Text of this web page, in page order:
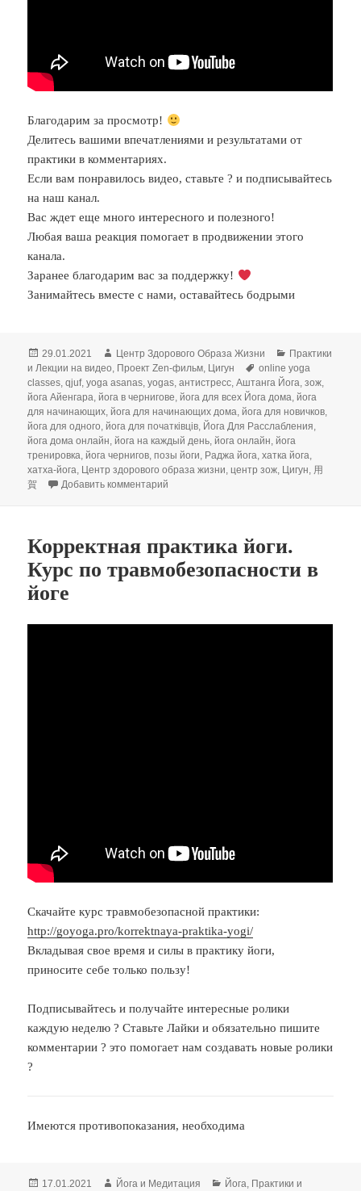
Благодарим за просмотр!
Делитесь вашими впечатлениями и результатами от
практики в комментариях.
Если вам понравилось видео, ставьте ? и подписывайтесь
на наш канал.
Вас ждет еще много интересного и полезного!
Любая ваша реакция помогает в продвижении этого
канала.
Заранее благодарим вас за поддержку!
Занимайтесь вместе с нами, оставайтесь бодрыми
Опубликовано
29.01.2021 Автор
Центр Здорового Образа Жизни Рубрики
Практики
и Лекции на видео, Проект Zen-фильм, Цигун Метки
online yoga
classes,qjuf,yoga asanas,yogas,антистресс,Аштанга Йога,зож,
йога Айенгара,йога в чернигове,йога для всех Йога дома,йога
для начинающих,йога для начинающих дома,йога для новичков,
йога для одного,йога для початківців, Йога Для Расслабления,
йога дома онлайн,йога на каждый день,йога онлайн,йога
тренировка,йога чернигов,позы йоги, Раджа йога,хатка йога,
хатха-йога, Центр здорового образа жизни,центр зож, Цигун, 用
賀
Добавить комментарий
Корректная практика йоги.
Курс по травмобезопасности в
йоге
Скачайте курс травмобезопасной практики:
http://goyoga.pro/korrektnaya-praktika-yogi/
Вкладывая свое время и силы в практику йоги,
приносите себе только пользу!
Подписывайтесь и получайте интересные ролики
каждую неделю ? Ставьте Лайки и обязательно пишите
комментарии ? это помогает нам создавать новые ролики
?
Имеются противопоказания, необходима
Опубликовано
17.01.2021 Автор
Йога и Медитация Рубрики
Йога, Практики и